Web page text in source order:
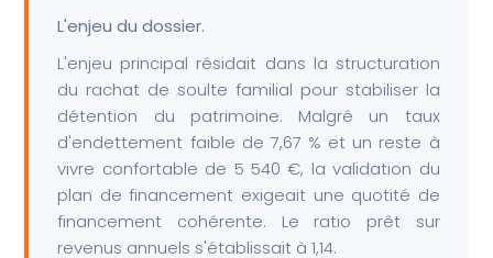
L'enjeu du dossier.
L'enjeu principal résidait dans la structuration
du rachat de soulte familial pour stabiliser la
détention du patrimoine. Malgré un taux
d'endettement faible de 7,67 % et un reste à
vivre confortable de 5 540 €, la validation du
plan de financement exigeait une quotité de
financement cohérente. Le ratio prêt sur
revenus annuels s'établissait à 1,14.